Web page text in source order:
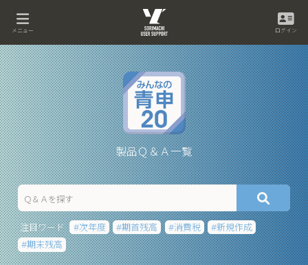
メニュー ログイン
製品Ｑ＆Ａ一覧
注目ワード 次年度 期首残高 消費税
新規作成
期末残高